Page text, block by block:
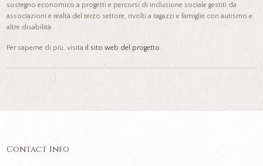
sostegno economico a progetti e percorsi di inclusione sociale gestiti da
associazioni e realtà del terzo settore, rivolti a ragazzi e famiglie con autismo e
altre disabilità.
Per saperne di più, visita il sito web del progetto.
Contact Info